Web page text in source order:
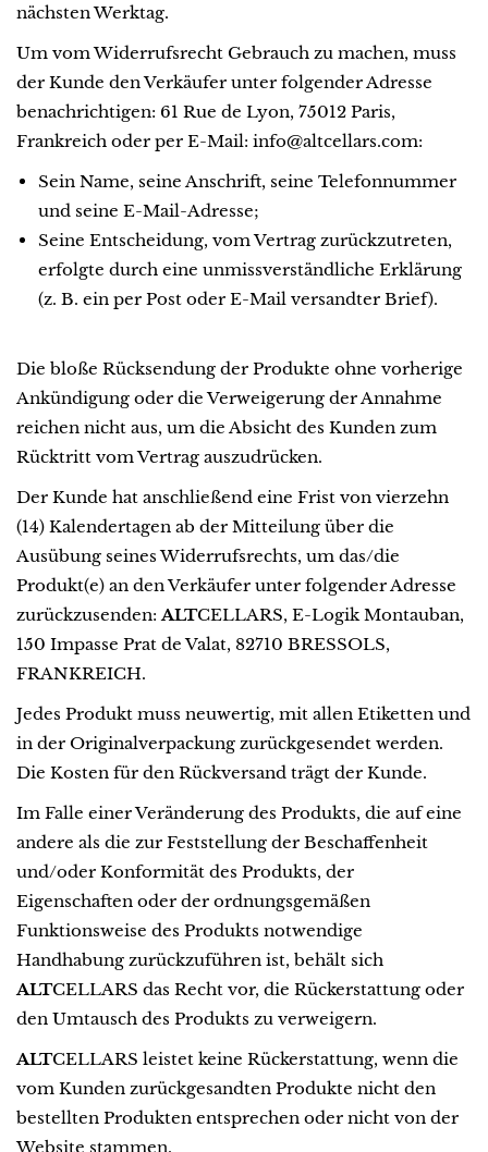
nächsten Werktag.
Um vom Widerrufsrecht Gebrauch zu machen, muss
der Kunde den Verkäufer unter folgender Adresse
benachrichtigen: 61 Rue de Lyon, 75012 Paris,
Frankreich oder per E-Mail: info@altcellars.com:
Sein Name, seine Anschrift, seine Telefonnummer
und seine E-Mail-Adresse;
Seine Entscheidung, vom Vertrag zurückzutreten,
erfolgte durch eine unmissverständliche Erklärung
(z. B. ein per Post oder E-Mail versandter Brief).
Die bloße Rücksendung der Produkte ohne vorherige
Ankündigung oder die Verweigerung der Annahme
reichen nicht aus, um die Absicht des Kunden zum
Rücktritt vom Vertrag auszudrücken.
Der Kunde hat anschließend eine Frist von vierzehn
(14) Kalendertagen ab der Mitteilung über die
Ausübung seines Widerrufsrechts, um das/die
Produkt(e) an den Verkäufer unter folgender Adresse
zurückzusenden:ALTCELLARS, E-Logik Montauban,
150 Impasse Prat de Valat, 82710 BRESSOLS,
FRANKREICH.
Jedes Produkt muss neuwertig, mit allen Etiketten und
in der Originalverpackung zurückgesendet werden.
Die Kosten für den Rückversand trägt der Kunde.
Im Falle einer Veränderung des Produkts, die auf eine
andere als die zur Feststellung der Beschaffenheit
und/oder Konformität des Produkts, der
Eigenschaften oder der ordnungsgemäßen
Funktionsweise des Produkts notwendige
Handhabung zurückzuführen ist, behält sich
ALTCELLARS das Recht vor, die Rückerstattung oder
den Umtausch des Produkts zu verweigern.
ALTCELLARS leistet keine Rückerstattung, wenn die
vom Kunden zurückgesandten Produkte nicht den
bestellten Produkten entsprechen oder nicht von der
Website stammen.